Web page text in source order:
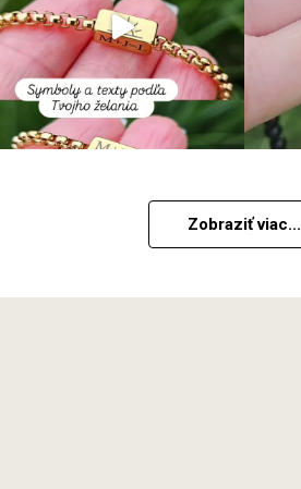
Zobraziť viac...